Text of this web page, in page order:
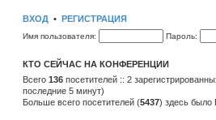
н
м
о
б
щ
е
т
к
о
с
л
е
д
н
ВХОД • РЕГИСТРАЦИЯ
Имя пользователя: Пароль:
КТО СЕЙЧАС НА КОНФЕРЕНЦИИ
Всего 136 посетителей :: 2
последние 5 минут)
Больше всего посетителей (5437) здесь было